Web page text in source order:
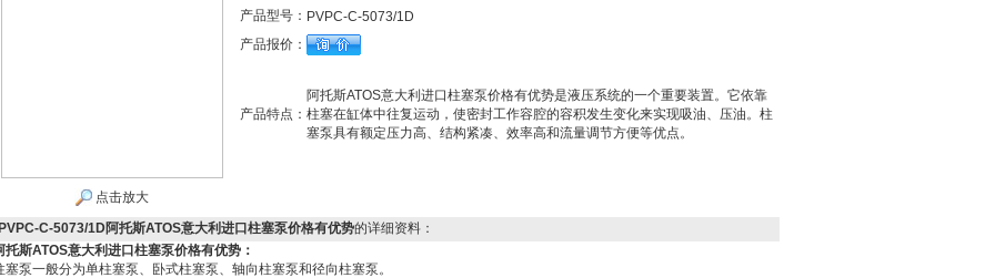
点击放大
产品型号： PVPC-C-5073/1D
产品报价：
产品特点：
阿托斯ATOS意大利进口柱塞泵价格有优势是液压系统的一个重要装置。它依靠
柱塞在缸体中往复运动，使密封工作容腔的容积发生变化来实现吸油、压油。柱
塞泵具有额定压力高、结构紧凑、效率高和流量调节方便等优点。
C-5073/1D阿托斯ATOS意大利进口柱塞泵价格有优势的详细资料：
托斯ATOS意大利进口柱塞泵价格有优势 ：
塞泵一般分为单柱塞泵、卧式柱塞泵、轴向柱塞泵和径向柱塞泵。